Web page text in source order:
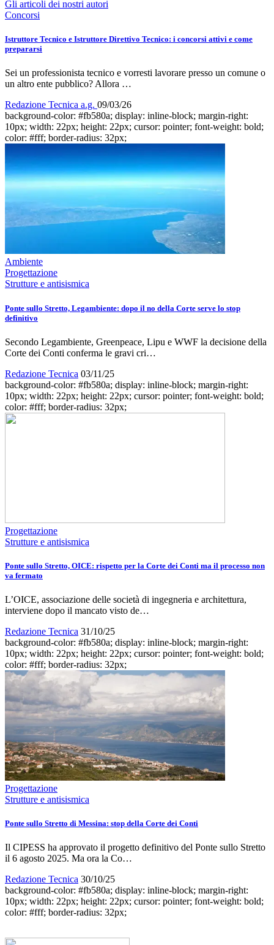
Gli articoli dei nostri autori
Concorsi
Istruttore Tecnico e Istruttore Direttivo Tecnico: i concorsi attivi e come
prepararsi
Sei un professionista tecnico e vorresti lavorare presso un comune o
un altro ente pubblico? Allora …
Redazione Tecnica a.g. 09/03/26
background-color: #fb580a; display: inline-block; margin-right:
10px; width: 22px; height: 22px; cursor: pointer; font-weight: bold;
color: #fff; border-radius: 32px;
Ambiente
Progettazione
Strutture e antisismica
Ponte sullo Stretto, Legambiente: dopo il no della Corte serve lo stop
definitivo
Secondo Legambiente, Greenpeace, Lipu e WWF la decisione della
Corte dei Conti conferma le gravi cri…
Redazione Tecnica 03/11/25
background-color: #fb580a; display: inline-block; margin-right:
10px; width: 22px; height: 22px; cursor: pointer; font-weight: bold;
color: #fff; border-radius: 32px;
Progettazione
Strutture e antisismica
Ponte sullo Stretto, OICE: rispetto per la Corte dei Conti ma il processo non
va fermato
L’OICE, associazione delle società di ingegneria e architettura,
interviene dopo il mancato visto de…
Redazione Tecnica 31/10/25
background-color: #fb580a; display: inline-block; margin-right:
10px; width: 22px; height: 22px; cursor: pointer; font-weight: bold;
color: #fff; border-radius: 32px;
Progettazione
Strutture e antisismica
Ponte sullo Stretto di Messina: stop della Corte dei Conti
Il CIPESS ha approvato il progetto definitivo del Ponte sullo Stretto
il 6 agosto 2025. Ma ora la Co…
Redazione Tecnica 30/10/25
background-color: #fb580a; display: inline-block; margin-right:
10px; width: 22px; height: 22px; cursor: pointer; font-weight: bold;
color: #fff; border-radius: 32px;